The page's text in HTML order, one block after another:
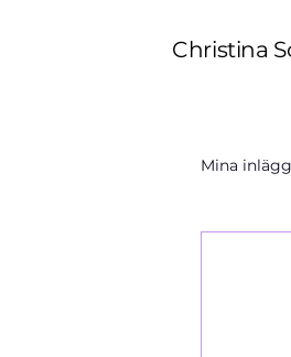
Christina
Mina inlägg